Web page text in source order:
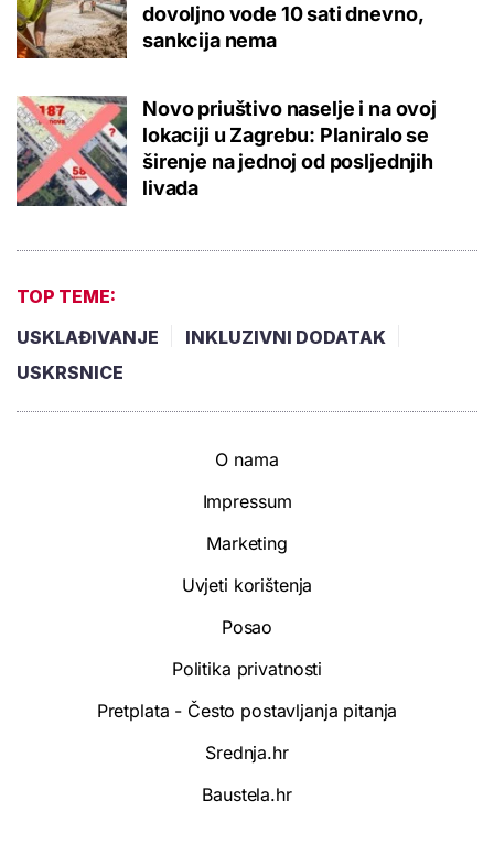
dovoljno vode 10 sati dnevno,
sankcija nema
Novo priuštivo naselje i na ovoj
lokaciji u Zagrebu: Planiralo se
širenje na jednoj od posljednjih
livada
TOP TEME:
USKLAĐIVANJE
INKLUZIVNI DODATAK
USKRSNICE
O nama
Impressum
Marketing
Uvjeti korištenja
Posao
Politika privatnosti
Pretplata - Često postavljanja pitanja
Srednja.hr
Baustela.hr